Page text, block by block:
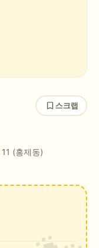
스크랩
(홍제동)